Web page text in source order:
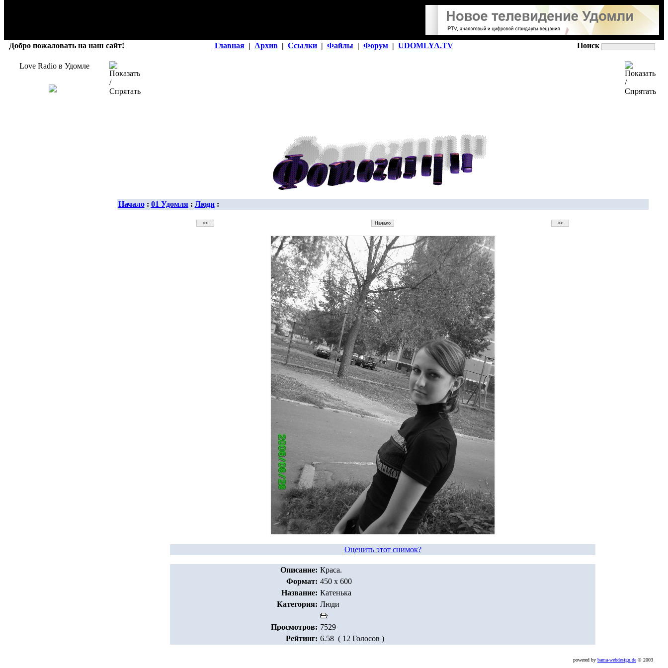
Добро пожаловать на наш сайт! Главная | Архив | Ссылки | Файлы | Форум | UDOMLYA.TV Поиск
Love Radio в Удомле
Начало: 01 Удомля: Люди:
Оценить этот снимок?
Описание: Краса.
Формат: 450 x 600
Название: Катенька
Категория: Люди
Просмотров: 7529
Рейтинг: 6.58 ( 12 Голосов )
powered by bama-webdesign.de © 2003